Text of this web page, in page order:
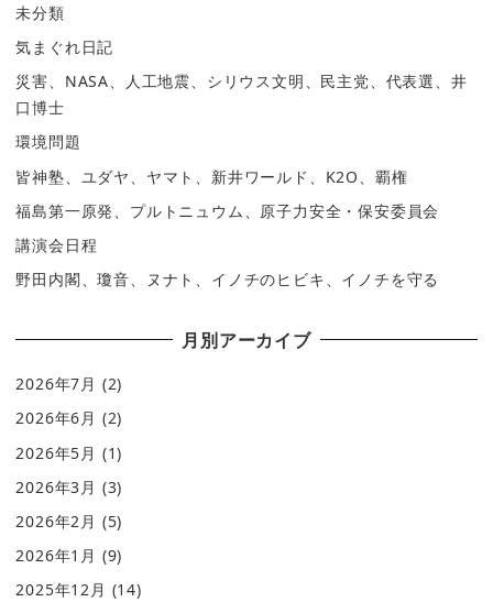
未分類
気まぐれ日記
災害、NASA、人工地震、シリウス文明、民主党、代表選、井
口博士
環境問題
皆神塾、ユダヤ、ヤマト、新井ワールド、K2O、覇権
福島第一原発、プルトニュウム、原子力安全・保安委員会
講演会日程
野田内閣、瓊音、ヌナト、イノチのヒビキ、イノチを守る
月別アーカイブ
2026年7月 (2)
2026年6月 (2)
2026年5月 (1)
2026年3月 (3)
2026年2月 (5)
2026年1月 (9)
2025年12月 (14)